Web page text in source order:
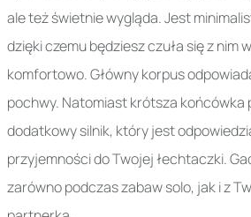
ale też świetnie wygląda. Jest
dzięki czemu będziesz czuła się z nim
komfortowo. Główny korpus
pochwy. Natomiast krótsza końcówka
dodatkowy silnik, który jest
przyjemności do Twojej łechtaczki.
zarówno podczas zabaw solo, jak i z